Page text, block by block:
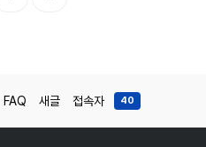
FAQ 새글 접속자 40